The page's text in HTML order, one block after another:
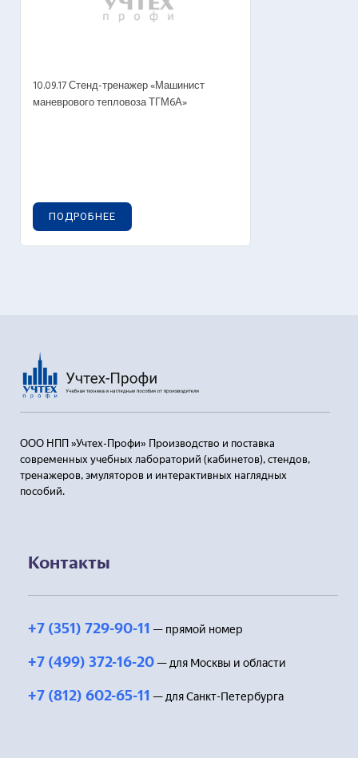
10.09.17 Стенд-тренажер «Машинист
маневрового тепловоза ТГМ6А»
ПОДРОБНЕЕ
ООО НПП »Учтех-Профи» Производство и поставка
современных учебных лабораторий (кабинетов), стендов,
тренажеров, эмуляторов и интерактивных наглядных
пособий.
Контакты
+7 (351) 729-90-11 — прямой номер
+7 (499) 372-16-20 — для Москвы и области
+7 (812) 602-65-11 — для Санкт-Петербурга